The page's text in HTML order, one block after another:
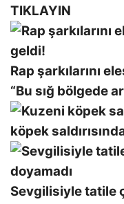
TIKLAYIN
Rap şarkılarını
“Bu sığ bölgede
köpek
Sevgilisiyle tatile